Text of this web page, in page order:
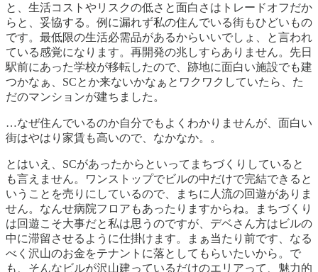
と、生活コストやリスクの低さと面白さはトレードオフだか
らと、妥協する。例に漏れず私の住んでいる街もひどいもの
です。最低限の生活必需品があるからいいでしょ、と言われ
ている感覚になります。再開発の兆しすらありません。先日
駅前にあった学校が移転したので、跡地に面白い施設でも建
つかなぁ、SCとか来ないかなぁとワクワクしていたら、た
だのマンションが建ちました。
…なぜ住んでいるのか自分でもよくわかりませんが、面白い
街はやはり家賃も高いので、なかなか。。
とはいえ、SCがあったからといってまちづくりしていると
も言えません。ワンストップでビルの中だけで完結できると
いうことを売りにしているので、まちに人流の回遊がありま
せん。なんせ病院フロアもあったりますからね。まちづくり
は回遊こそ大事だと私は思うのですが、デベさん方はビルの
中に滞留させるように仕掛けます。まぁ当たり前です、なる
べく沢山のお金をテナントに落としてもらいたいから。で
も、そんなビルが沢山建っているだけのエリアって、魅力的